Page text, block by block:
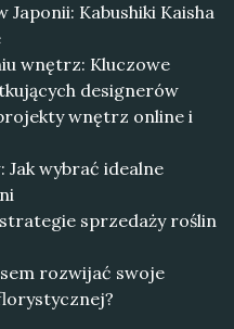
Japonii: Kabushiki Kaisha
wnętrz: Kluczowe
designerów
wnętrz online i
wybrać idealne
sprzedaży roślin
rozwijać swoje